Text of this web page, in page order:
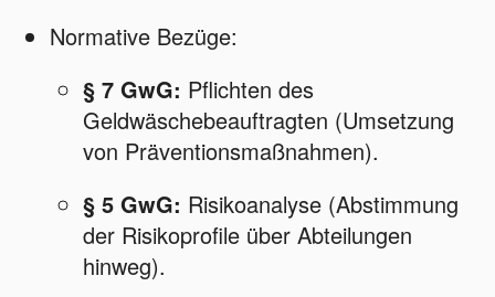
Normative Bezüge:
§ 7 GwG: Pflichten des
Geldwäschebeauftragten (Umsetzung
von Präventionsmaßnahmen).
§ 5 GwG: Risikoanalyse (Abstimmung
der Risikoprofile über Abteilungen
hinweg).